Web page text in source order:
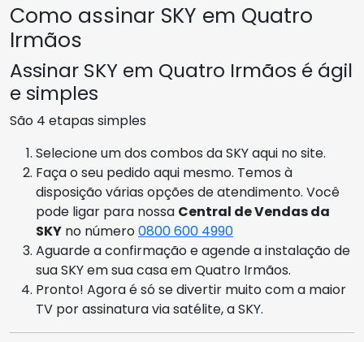
Como assinar SKY em Quatro
Irmãos
Assinar SKY em Quatro Irmãos é ágil
e simples
São 4 etapas simples
Selecione um dos combos da SKY aqui no site.
Faça o seu pedido aqui mesmo. Temos à
disposição várias opções de atendimento. Você
pode ligar para nossa Central de Vendas da
SKY no número0800 600 4990
Aguarde a confirmação e agende a instalação de
sua SKY em sua casa em Quatro Irmãos.
Pronto! Agora é só se divertir muito com a maior
TV por assinatura via satélite, a SKY.